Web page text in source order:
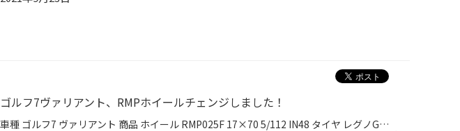
ゴルフ7ヴァリアント、RMPホイールチェンジしました！
車種 ゴルフ7 ヴァリアント 商品 ホイール RMP025F 17×70 5/112 IN48 タイヤ レグノGR-XⅡ 225/45R17 タイヤもそろそろ交換時期。 ホイールも一緒に交換をご検討されていたお客様。 ご希望のホイールがマッドブラック系。 その中でも一番に選んで頂いたホイールがこちらの RMP025F、純正ボルト仕様...